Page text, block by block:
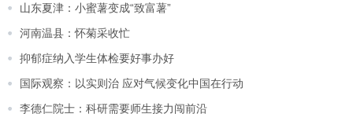
山东夏津：小蜜薯变成“致富薯”
河南温县：怀菊采收忙
抑郁症纳入学生体检要好事办好
国际观察：以实则治 应对气候变化中国在行动
李德仁院士：科研需要师生接力闯前沿